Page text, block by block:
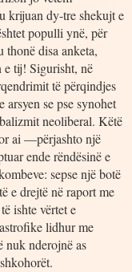
krijuan dy-tre shekujt e
populli ynë, për
thonë disa anketa,
e tij! Sigurisht, në
të përqindjes
arsyen se pse synohet
neoliberal. Këtë
ai —përjashto një
ende rëndësinë e
sepse një botë
e drejtë në raport me
ishte vërtet e
lidhur me
nuk nderojnë as